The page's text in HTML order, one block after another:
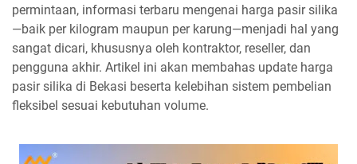
permintaan, informasi terbaru mengenai harga pasir silika
—baik per kilogram maupun per karung—menjadi hal yang
sangat dicari, khususnya oleh kontraktor, reseller, dan
pengguna akhir. Artikel ini akan membahas update harga
pasir silika di Bekasi beserta kelebihan sistem pembelian
fleksibel sesuai kebutuhan volume.